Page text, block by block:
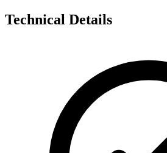
Technical Details